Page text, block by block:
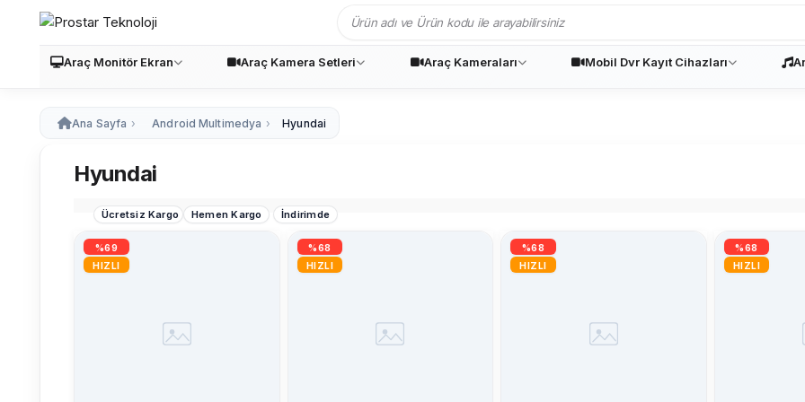
Araç Monitör Ekran Araç Kamera Setleri Araç Kameraları Mobil Dvr Kayıt Cihazları
Ana Sayfa Android Multimedya Hyundai
Hyundai
Ücretsiz Kargo Hemen Kargo İndirimde
%69
HIZLI
%68
HIZLI
%68
HIZLI
%68
HIZLI